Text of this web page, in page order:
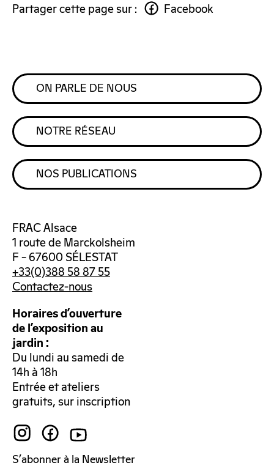
Partager cette page sur : Facebook
ON PARLE DE NOUS
NOTRE RÉSEAU
NOS PUBLICATIONS
FRAC Alsace
1 route de Marckolsheim
F – 67600 SÉLESTAT
+33(0)388 58 87 55
Contactez-nous
Horaires d’ouverture
de l’exposition au
jardin :
Du lundi au samedi de
14h à 18h
Entrée et ateliers
gratuits, sur inscription